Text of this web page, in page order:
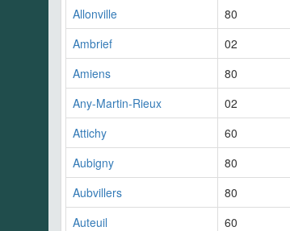
Allonville
80
Ambrief
02
Amiens
80
Any-Martin-Rieux
02
Attichy
60
Aubigny
80
Aubvillers
80
Auteuil
60